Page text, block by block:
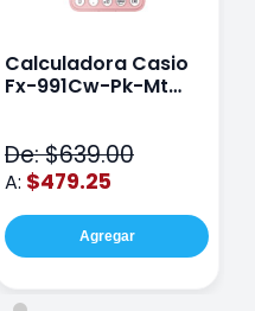
Calculadora Casio
Fx-991Cw-Pk-Mt
De: $639.00
A: $479.25
Agregar